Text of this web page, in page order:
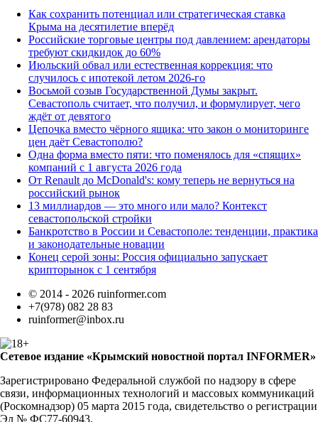
Как сохранить потенциал или стратегическая ставка
Крыма на десятилетие вперёд
Российские торговые центры под давлением: арендаторы
требуют скидкидок до 60%
Июльский обвал или естественная коррекция: что
случилось с ипотекой летом 2026-го
Восьмой созыв Государственной Думы закрыт.
Севастополь считает, что получил, и формулирует, чего
ждёт от девятого
Цепочка вместо чёрного ящика: что закон о мониторинге
цен даёт Севастополю?
Одна форма вместо пяти: что поменялось для «спящих»
компаний с 1 августа 2026 года
От Renault до McDonald's: кому теперь не вернуться на
российский рынок
13 миллиардов — это много или мало? Контекст
севастопольской стройки
Банкротство в России и Севастополе: тенденции, практика
и законодательные новации
Конец серой зоны: Россия официально запускает
крипторынок с 1 сентября
© 2014 - 2026 ruinformer.com
+7(978) 082 28 83
ruinformer@inbox.ru
Сетевое издание «Крымский новостной портал INFORMER»
Зарегистрировано Федеральной службой по надзору в сфере
связи, информационных технологий и массовых коммуникаций
(Роскомнадзор) 05 марта 2015 года, свидетельство о регистрации
Эл № ФС77-60943.